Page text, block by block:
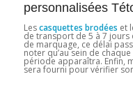
personnalisées
Lescasquettes brodées et
de transport de 5 à 7 jours
de marquage, ce délai
noter qu’au sein de
période apparaîtra. Enfin,
sera fourni pour vérifier